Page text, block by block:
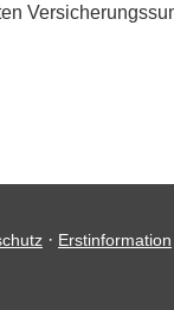
· Erstinformation